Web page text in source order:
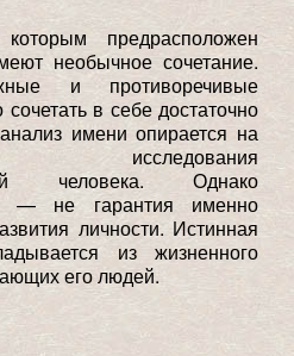
предрасположен
необычное сочетание.
и противоречивые
в себе достаточно
имени опирается на
исследования
человека. Однако
— не гарантия именно
личности. Истинная
из жизненного
его людей.